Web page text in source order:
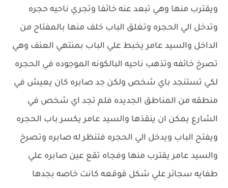
ويقترب منها وهي تبعد عنه خائفا وتجري ناحيه حجره
وتدخل الي الحجره وتغلق الباب خلف منها بالمفتاح من
الداخل والسيد عامر يخبط علي الباب بمنتهي العنف وهي
تصرخ خائفه وتذهب ناحيه البالكونه الموجوده في الحجره
لكي تستنجد باي شخص ولكن جد صابره كان يعيش في
منطقه من المناطق الجديده فلم تجد اي شخص في
الشارع يمكن ان ينقذها والسيد عامر يكسر باب الحجره
ويفتح الباب ويدخل الي الحجره فتنظر له صابره وتصرخ
والسيد عامر يقترب منها وفجاه تقع عين صابره علي
طفايه سجائر علي شكل قوقعه كانت خاصه بجدها